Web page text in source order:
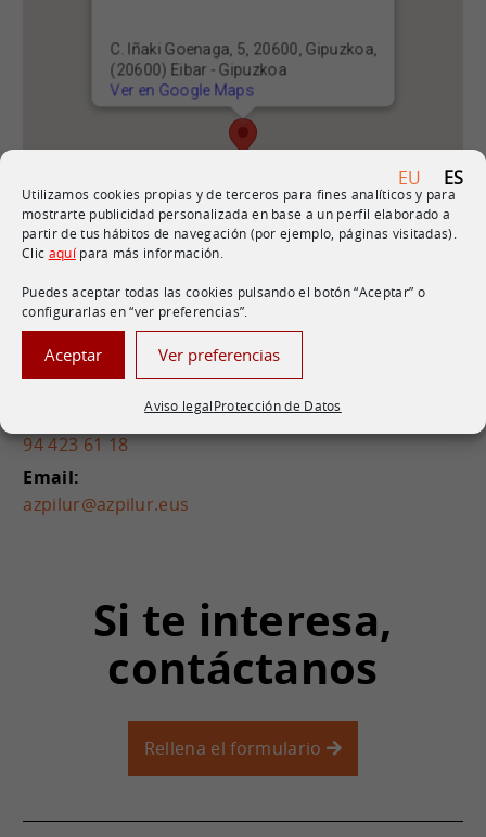
EU ES
Utilizamos cookies propias y de terceros para fines analíticos y para
mostrarte publicidad personalizada en base a un perfil elaborado a
partir de tus hábitos de navegación (por ejemplo, páginas visitadas).
Clic aquípara más información.
Puedes aceptar todas las cookies pulsando el botón “Aceptar” o
configurarlas en “ver preferencias”.
Aceptar Ver preferencias
Aviso legalProtección de Datos
C. Iñaki Goenaga, 5, 20600, Gipuzkoa,
(20600) Eibar - Gipuzkoa
Ver en Google Maps
Datos de contacto
Sociedad:
Azpilur S.A.M.P
94 423 61 18
Email:
azpilur@azpilur.eus
Si te interesa,
contáctanos
Rellena el formulario